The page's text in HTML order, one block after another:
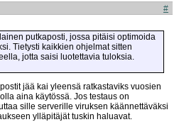
#
putkaposti, jossa pitäisi optimoida
Tietysti kaikkien ohjelmat sitten
jotta saisi luotettavia tuloksia.
jää kai yleensä ratkastaviks vuosien
aina käytössä. Jos testaus on
sille serverille viruksen käännettäväksi
ylläpitäjät tuskin haluavat.